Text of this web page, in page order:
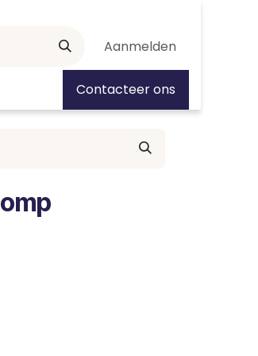
Aanmelden
Contacteer ons